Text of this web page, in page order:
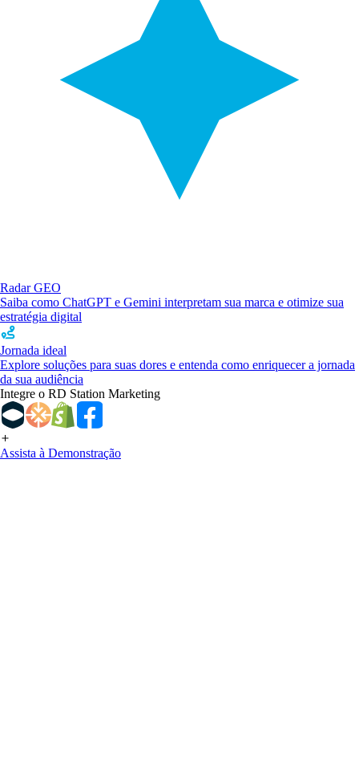
Radar GEO
Saiba como ChatGPT e Gemini interpretam sua marca e otimize sua
estratégia digital
Jornada ideal
Explore soluções para suas dores e entenda como enriquecer a jornada
da sua audiência
Integre o RD Station Marketing
Assista à Demonstração